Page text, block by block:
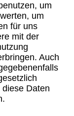
um
um
für uns
mit der
Auch
Daten